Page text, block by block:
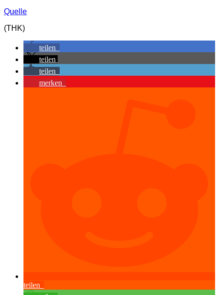
Quelle
(THK)
teilen
teilen
teilen
merken
teilen